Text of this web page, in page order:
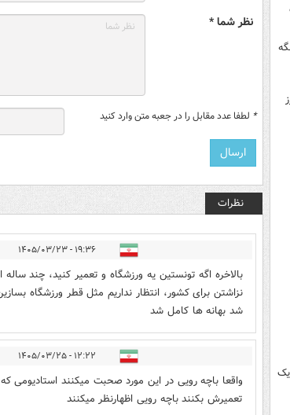
نظر شما *
* لطفا عدد مقابل را در جعبه متن وارد کنید
نظرات
۱۹:۳۶ - ۱۴۰۵/۰۳/۲۳
بالاخره اگه تونستین یه ورزشگاه و تعمیر کنید، چند
نزاشتن برای کشور، انتظار نداریم مثل قطر ورزشگاه
شد بهانه ها کامل شد
۱۲:۲۲ - ۱۴۰۵/۰۳/۲۵
واقعا باچه رویی در این مورد صحبت میکنند استادیومی
تعمیرش بکنند باچه رویی اظهارنظر میکنند